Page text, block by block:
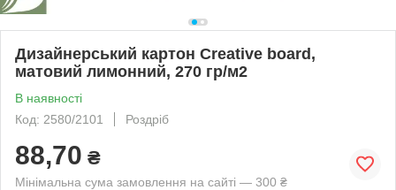
Дизайнерський картон Creative board,
матовий лимонний, 270 гр/м2
В наявності
Код: 2580/2101
Роздріб
88,70 ₴
Мінімальна сума замовлення на сайті — 300 ₴